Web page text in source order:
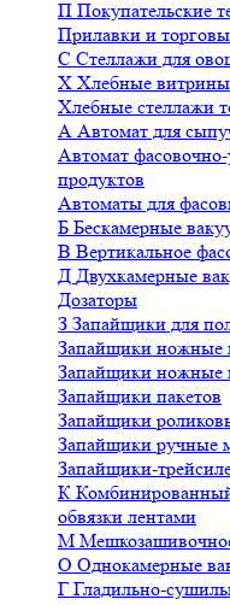
П Покупательские
Прилавки и
С Стеллажи для
Х Хлебные витрины
Хлебные стеллажи
А Автомат для
Автомат
продуктов
Автоматы для
Б Бескамерные
В Вертикальное
Д Двухкамерные
Дозаторы
З Запайщики для
Запайщики ножные
Запайщики ножные
Запайщики пакетов
Запайщики
Запайщики ручные
Запайщики-
К
обвязки лентами
М
О Однокамерные
Г Гладильно-